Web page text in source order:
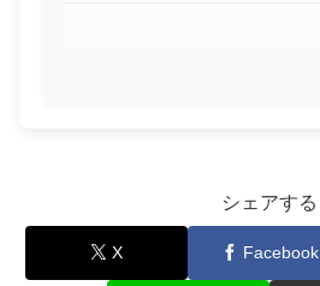
シェアする
X Facebook